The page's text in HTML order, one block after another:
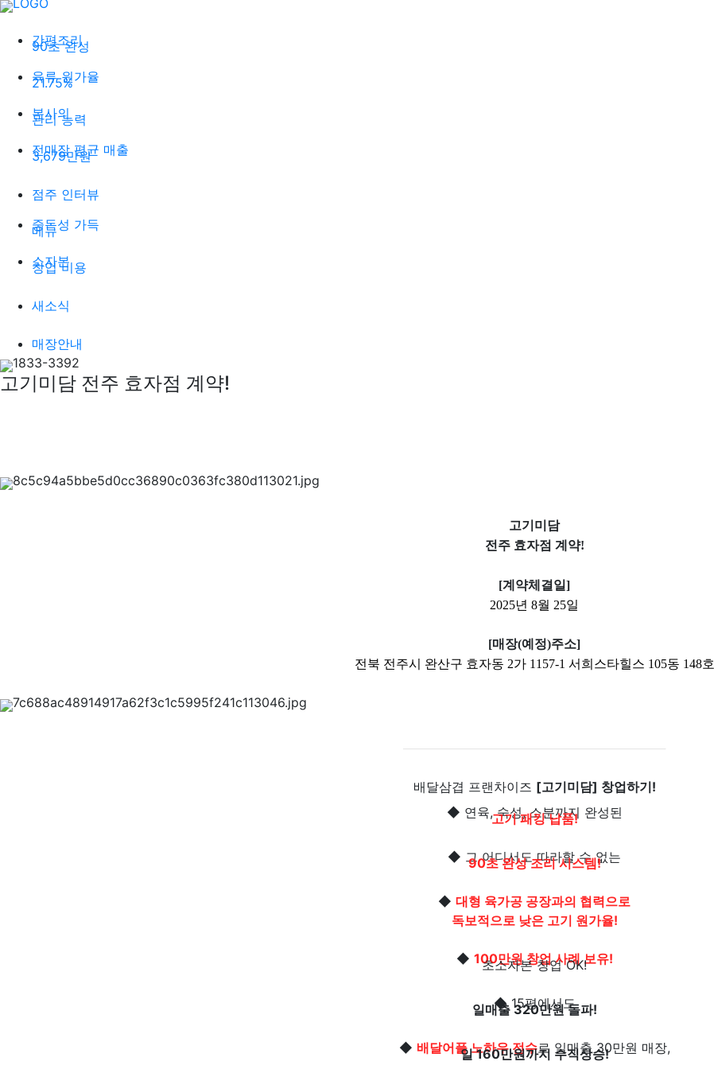
간편조리
90초 완성
육류 원가율
21.75%
본사의
관리 능력
전매장 평균 매출
3,679만원
점주 인터뷰
중독성 가득
메뉴
소자본
창업 비용
새소식
매장안내
고기미담 전주 효자점 계약!
고기미담
전주 효자점 계약!
[계약체결일]
2025년 8월 25일
[매장(예정)주소]
전북 전주시 완산구 효자동 2가 1157-1 서희스타힐스 105동 148호
──────────────────────────────
배달삼겹 프랜차이즈 [고기미담] 창업하기!
◆ 연육, 숙성, 소분까지 완성된
고기 패킹 납품!
◆ 그 어디서도 따라할 수 없는
90초 완성 조리 시스템!
◆ 대형 육가공 공장과의 협력으로
독보적으로 낮은 고기 원가율!
◆ 100만원 창업 사례 보유!
초소자본 창업 OK!
◆ 15평에서도
일매출 320만원 돌파!
◆ 배달어플 노하우 전수로 일매출 30만원 매장,
일 160만원까지 수직상승!